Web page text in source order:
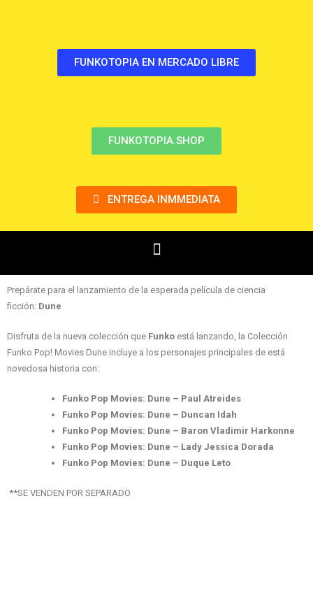
FUNKOTOPIA EN MERCADO LIBRE
FUNKOTOPIA.SHOP
ENTREGA INMMEDIATA
Prepárate para el lanzamiento de la esperada película de ciencia
ficción: Dune
Disfruta de la nueva colección que Funko está lanzando, la Colección
Funko Pop! Movies Dune incluye a los personajes principales de está
novedosa historia con:
Funko Pop Movies: Dune – Paul Atreides
Funko Pop Movies: Dune – Duncan Idah
Funko Pop Movies: Dune – Baron Vladimir Harkonne
Funko Pop Movies: Dune – Lady Jessica Dorada
Funko Pop Movies: Dune – Duque Leto
**SE VENDEN POR SEPARADO